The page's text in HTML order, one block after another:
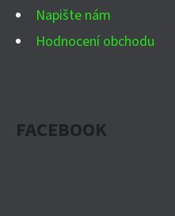
Napište nám
Hodnocení obchodu
FACEBOOK